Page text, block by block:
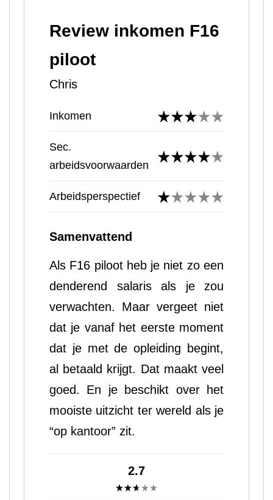
Review inkomen F16
piloot
Chris
Inkomen
Sec.
arbeidsvoorwaarden
Arbeidsperspectief
Samenvattend
Als F16 piloot heb je niet zo een
denderend salaris als je zou
verwachten. Maar vergeet niet
dat je vanaf het eerste moment
dat je met de opleiding begint,
al betaald krijgt. Dat maakt veel
goed. En je beschikt over het
mooiste uitzicht ter wereld als je
“op kantoor” zit.
2.7